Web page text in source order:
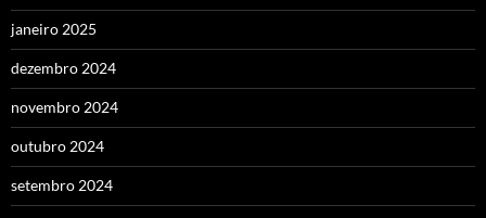
janeiro 2025
dezembro 2024
novembro 2024
outubro 2024
setembro 2024